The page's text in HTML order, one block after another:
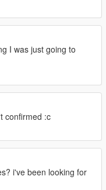
I was just going to
confirmed :c
i've been looking for